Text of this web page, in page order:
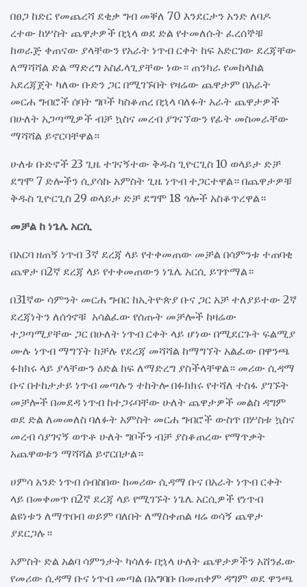
በፀጋ ከድር የመጨረሻ ደቂቃ ግብ መቐለ 70 እንደርታን አንድ ለባዶ
ረተው ከሦስት ጨዋታዎች በኋላ ወደ ድል የተመለሱት ፈረሰኞቹ
ከወራጅ ቀጠናው ያላቸውን የአራት ነጥብ ርቀት ከፍ አድርገው ደረጃቸው
ለማሻሻል ድል ማድረግ አስፈላጊያቸው ነው። ጠንካራ የመከላከል
አደረጃጀት ካለው ቡድን ጋር በሚገኙበት የዛሬው ጨዋታም በአራት
መርሐ ግብሮች ሰባት ግቦች ካስቆጠረ በኋላ ባለፉት አራት ጨዋታዎች
በሁለት አጋጣሚዎች ብቻ ኳስና መረብ ያገናኘውን የፊት መስመራቸው
ማሻሻል ይኖርባቸዋል።
ሁለቱ ቡድኖች 23 ጊዜ ተገናኝተው ቅዱስ ጊዮርጊስ 10 ወላይታ ድቻ
ደግሞ 7 ድሎችን ሲያሳኩ አምስት ጊዜ ነጥብ ተጋርተዋል። በጨዋታዎቹ
ቅዱስ ጊዮርጊስ 29 ወላይታ ድቻ ደግሞ 18 ጎሎች አስቆጥረዋል።
መቻል ከ ነጌሌ አርሲ
በአርባ ዘጠኝ ነጥብ 3ኛ ደረጃ ላይ የተቀመጠው መቻል በሳምንቱ ተጠባቂ
ጨዋታ በ2ኛ ደረጃ ላይ የተቀመጠውን ነጌሌ አርሲ ይገጥማል።
በ31ኛው ሳምንት መርሐ ግብር ከኢትዮጵያ ቡና ጋር አቻ ተለያይተው 2ኛ
ደረጃነትን ለሰጎኖቹ አሳልፈው የሰጡት መቻሎች ከዛሬው
ተጋጣሚያቸው ጋር በሁለት ነጥብ ርቀት ላይ ሆነው በሚደርጉት ፍልሚያ
ሙሉ ነጥብ ማግኘት ከቻሉ የደረጃ መሻሻል ከማግኘት አልፈው በዋንጫ
ፉክክሩ ላይ ያላቸውን ዕድል ከፍ ለማድረግ ያስችላቸዋል። መሪው ሲዳማ
ቡና በተከታታይ ነጥብ መጣሉን ተከትሎ በፉክክሩ የተሻለ ተስፋ ያገኙት
መቻሎች በመደዳ ነጥብ ከተጋሩባቸው ሁለት ጨዋታዎች መልስ ዳግም
ወደ ድል ለመመለስ ባለፉት አምስት መርሐ ግብሮች ውስጥ በሦስቱ ኳስና
መረብ ሳያገናኝ ወጥቶ ሁለት ግቦችን ብቻ ያስቆጠረው የማጥቃት
አጨዋወቱን ማሻሻል ይኖርበታል።
ሀምሳ አንድ ነጥብ ሰብስበው ከመሪው ሲዳማ ቡና በአራት ነጥብ ርቀት
ላይ በመቀመጥ በ2ኛ ደረጃ ላይ የሚገኙት ነጌሌ አርሲዎች የነጥብ
ልዩነቱን ለማጥበብ ወይም ባለበት ለማስቀጠል ዛሬ ወሳኝ ጨዋታ
ያደርጋሉ።
አምስት ድል አልባ ሳምንታት ካሳለፉ በኋላ ሁለት ጨዋታዎችን አሸንፈው
የመሪው ሲዳማ ቡና ነጥብ መጣል በአግባቡ በመጠቀም ዳግም ወደ ዋንጫ